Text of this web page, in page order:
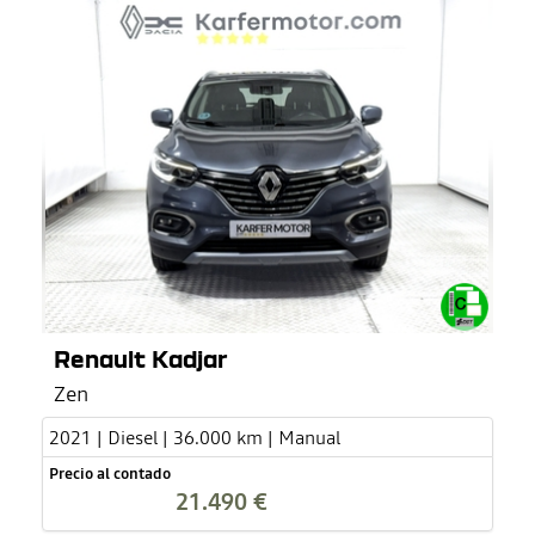
Renault Kadjar
Zen
2021 | Diesel | 36.000 km | Manual
Precio al contado
21.490 €